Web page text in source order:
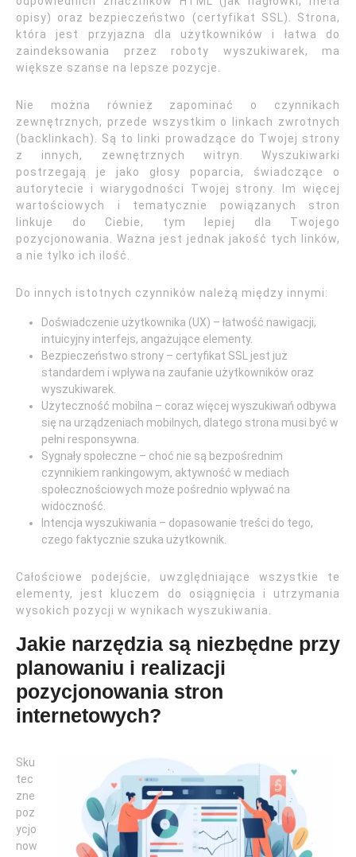
opisy) oraz bezpieczeństwo (certyfikat SSL). Strona,
która jest przyjazna dla użytkowników i łatwa do
zaindeksowania przez roboty wyszukiwarek, ma
większe szanse na lepsze pozycje.
Nie można również zapominać o czynnikach
zewnętrznych, przede wszystkim o linkach zwrotnych
(backlinkach). Są to linki prowadzące do Twojej strony
z innych, zewnętrznych witryn. Wyszukiwarki
postrzegają je jako głosy poparcia, świadczące o
autorytecie i wiarygodności Twojej strony. Im więcej
wartościowych i tematycznie powiązanych stron
linkuje do Ciebie, tym lepiej dla Twojego
pozycjonowania. Ważna jest jednak jakość tych linków,
a nie tylko ich ilość.
Do innych istotnych czynników należą między innymi:
Doświadczenie użytkownika (UX) – łatwość nawigacji,
intuicyjny interfejs, angażujące elementy.
Bezpieczeństwo strony – certyfikat SSL jest już
standardem i wpływa na zaufanie użytkowników oraz
wyszukiwarek.
Użyteczność mobilna – coraz więcej wyszukiwań odbywa
się na urządzeniach mobilnych, dlatego strona musi być w
pełni responsywna.
Sygnały społeczne – choć nie są bezpośrednim
czynnikiem rankingowym, aktywność w mediach
społecznościowych może pośrednio wpływać na
widoczność.
Intencja wyszukiwania – dopasowanie treści do tego,
czego faktycznie szuka użytkownik.
Całościowe podejście, uwzględniające wszystkie te
elementy, jest kluczem do osiągnięcia i utrzymania
wysokich pozycji w wynikach wyszukiwania.
Jakie narzędzia są niezbędne przy
planowaniu i realizacji
pozycjonowania stron
internetowych?
Sku
tec
zne
poz
ycjo
now